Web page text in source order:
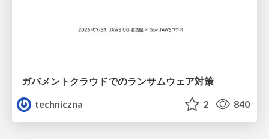
ガバメントクラウドでのランサムウェア対策
techniczna
2 840